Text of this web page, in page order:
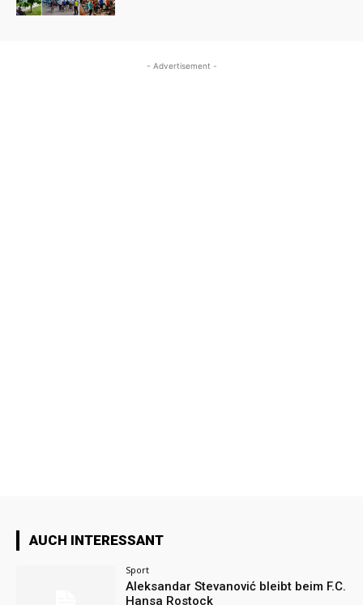
- Advertisement -
AUCH INTERESSANT
Sport
Aleksandar Stevanović bleibt beim F.C.
Hansa Rostock